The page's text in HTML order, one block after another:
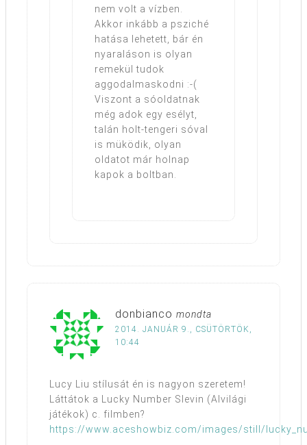
nem volt a vízben.
Akkor inkább a psziché
hatása lehetett, bár én
nyaraláson is olyan
remekül tudok
aggodalmaskodni :-(
Viszont a sóoldatnak
még adok egy esélyt,
talán holt-tengeri sóval
is müködik, olyan
oldatot már holnap
kapok a boltban.
donbianco mondta
2014. JANUÁR 9., CSÜTÖRTÖK,
10:44
Lucy Liu stílusát én is nagyon szeretem!
Láttátok a Lucky Number Slevin (Alvilági
játékok) c. filmben?
https://www.aceshowbiz.com/images/still/